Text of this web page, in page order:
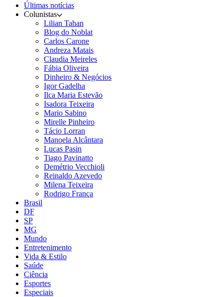
Últimas notícias
Colunistas
Lilian Tahan
Blog do Noblat
Carlos Carone
Andreza Matais
Claudia Meireles
Fábia Oliveira
Dinheiro & Negócios
Igor Gadelha
Ilca Maria Estevão
Isadora Teixeira
Mario Sabino
Mirelle Pinheiro
Tácio Lorran
Manoela Alcântara
Lucas Pasin
Tiago Pavinatto
Demétrio Vecchioli
Reinaldo Azevedo
Milena Teixeira
Rodrigo França
Brasil
DF
SP
MG
Mundo
Entretenimento
Vida & Estilo
Saúde
Ciência
Esportes
Especiais